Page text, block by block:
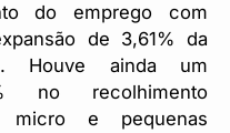
do emprego com
de 3,61% da
Houve ainda um
no recolhimento
micro e pequenas